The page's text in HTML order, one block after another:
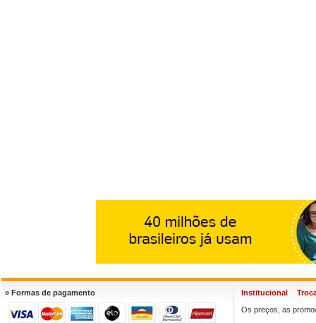
» Formas de pagamento Institucional
Os preços, as